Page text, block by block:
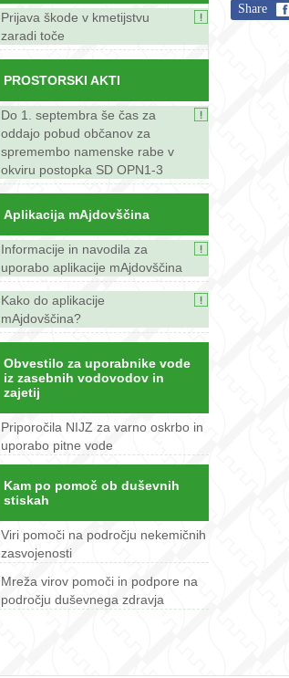
Prijava škode v kmetijstvu
zaradi toče
PROSTORSKI AKTI
Do 1. septembra še čas za
oddajo pobud občanov za
spremembo namenske rabe v
okviru postopka SD OPN1-3
Aplikacija mAjdovščina
Informacije in navodila za
uporabo aplikacije mAjdovščina
Kako do aplikacije
mAjdovščina?
Obvestilo za uporabnike vode
iz zasebnih vodovodov in
zajetij
Priporočila NIJZ za varno oskrbo in
uporabo pitne vode
Kam po pomoč ob duševnih
stiskah
Viri pomoči na področju nekemičnih
zasvojenosti
Mreža virov pomoči in podpore na
področju duševnega zdravja
Share